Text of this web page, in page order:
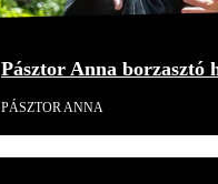
Pásztor Anna borzasztó
PÁSZTOR ANNA